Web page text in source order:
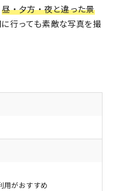
昼・夕方・夜と違った景
行っても素敵な写真を撮
用がおすすめ